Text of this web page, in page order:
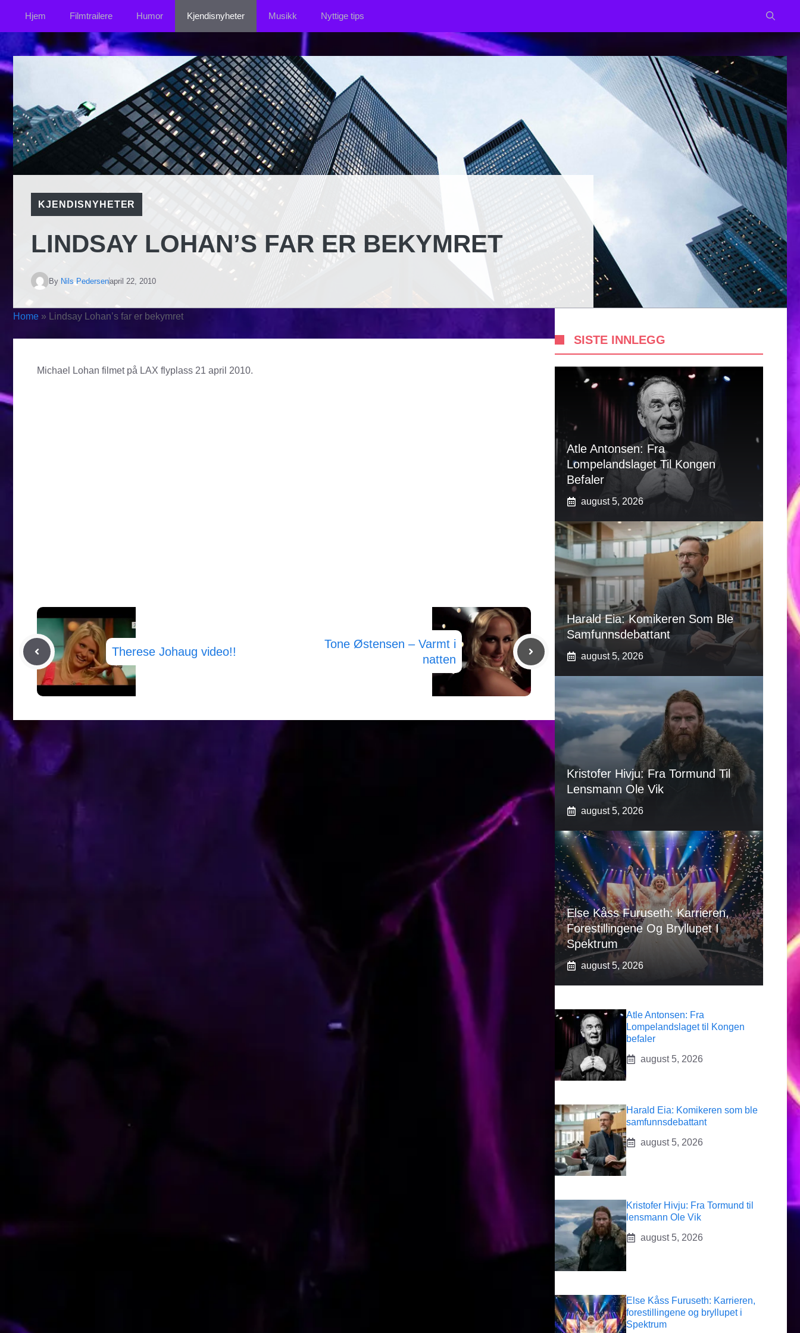
Hjem Filmtrailere Humor Kjendisnyheter Musikk Nyttige tips
KJENDISNYHETER
LINDSAY LOHAN’S FAR ER BEKYMRET
By Nils Pedersenapril 22, 2010
Home » Lindsay Lohan’s far er bekymret
Michael Lohan filmet på LAX flyplass 21 april 2010.
Therese Johaug video!!
Tone Østensen – Varmt i
natten
SISTE INNLEGG
Atle Antonsen: Fra
Lompelandslaget Til Kongen
Befaler
august 5, 2026
Harald Eia: Komikeren Som Ble
Samfunnsdebattant
august 5, 2026
Kristofer Hivju: Fra Tormund Til
Lensmann Ole Vik
august 5, 2026
Else Kåss Furuseth: Karrieren,
Forestillingene Og Bryllupet I
Spektrum
august 5, 2026
Atle Antonsen: Fra
Lompelandslaget til Kongen
befaler
august 5, 2026
Harald Eia: Komikeren som ble
samfunnsdebattant
august 5, 2026
Kristofer Hivju: Fra Tormund til
lensmann Ole Vik
august 5, 2026
Else Kåss Furuseth: Karrieren,
forestillingene og bryllupet i
Spektrum